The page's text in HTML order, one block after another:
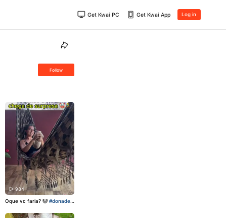
Get Kwai PC Get Kwai App Log in
Follow
984
Oque vc faria? 🤡#donadec
g